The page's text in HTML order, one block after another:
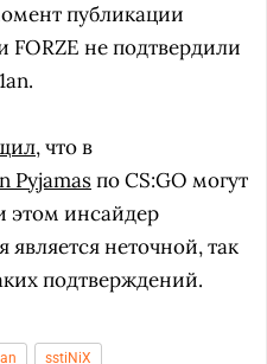
публикации
FORZE не подтвердили
, что в
Pyjamasпо CS:GO могут
этом инсайдер
неточной, так
подтверждений.
sstiNiX